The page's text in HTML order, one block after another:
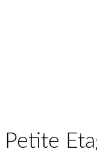
Petite